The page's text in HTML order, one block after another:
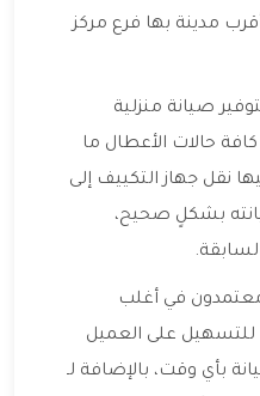
مدينة بها فرع مركز
صيانة منزلية
حالات الأعطال ما
نقل جهاز التكييف إلى
بشكلٍ صحيح،
في أغلب
للتسهيل على العميل
بأي وقت، بالإضافة لـ